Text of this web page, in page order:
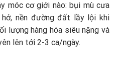
móc cơ giới nào: bụi mù cưa
nền đường đất lầy lội khi
lượng hàng hóa siêu nặng và
lên tới 2-3 ca/ngày.